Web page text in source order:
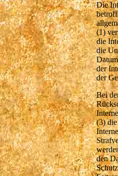
Die
(1)
die
die
der
der
Bei
(3)
den